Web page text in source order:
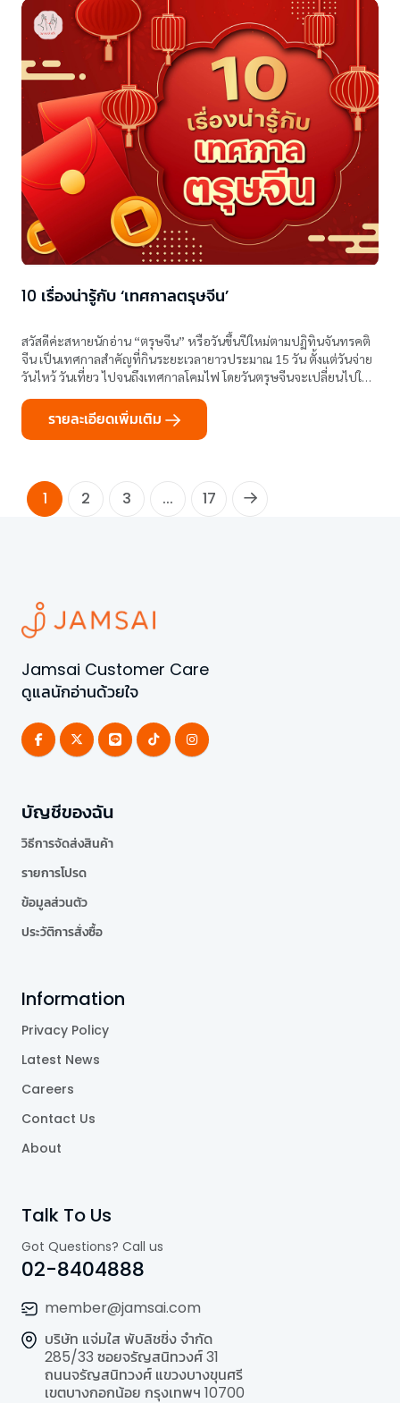
10 เรื่องน่ารู้กับ ‘เทศกาลตรุษจีน’
สวัสดีค่ะสหายนักอ่าน “ตรุษจีน” หรือวันขึ้นปีใหม่ตามปฏิทินจันทรคติ
จีน เป็นเทศกาลสำคัญที่กินระยะเวลายาวประมาณ 15 วัน ตั้งแต่วันจ่าย
วันไหว้ วันเที่ยว ไปจนถึงเทศกาลโคมไฟ โดยวันตรุษจีนจะเปลี่ยนไปใน
รายละเอียดเพิ่มเติม
1 2 3 ... 17
Jamsai Customer Care
ดูแลนักอ่านด้วยใจ
บัญชีของฉัน
วิธีการจัดส่งสินค้า
รายการโปรด
ข้อมูลส่วนตัว
ประวัติการสั่งซื้อ
Information
Privacy Policy
Latest News
Careers
Contact Us
About
Talk To Us
Got Questions? Call us
02-8404888
member@jamsai.com
บริษัท แจ่มใส พับลิชชิ่ง จำกัด
285/33 ซอยจรัญสนิทวงศ์ 31
ถนนจรัญสนิทวงศ์ แขวงบางขุนศรี
เขตบางกอกน้อย กรุงเทพฯ 10700